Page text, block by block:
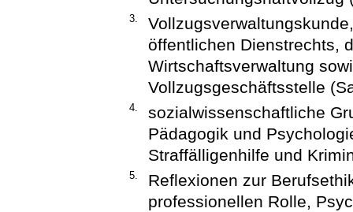
3.
öffentlichen Dienstrechts,
Wirtschaftsverwaltung
Vollzugsgeschäftsstelle
4.
sozialwissenschaftliche
Pädagogik und
Straffälligenhilfe und
5.
Reflexionen zur
professionellen Rolle,